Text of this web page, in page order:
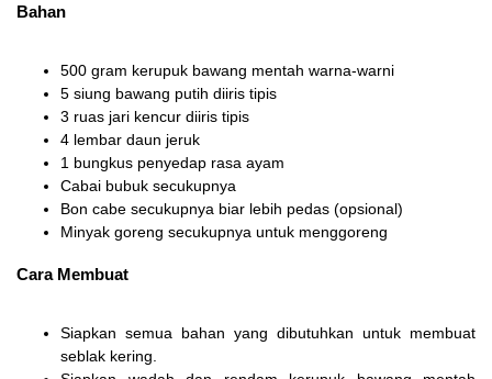
Bahan
500 gram kerupuk bawang mentah warna-warni
5 siung bawang putih diiris tipis
3 ruas jari kencur diiris tipis
4 lembar daun jeruk
1 bungkus penyedap rasa ayam
Cabai bubuk secukupnya
Bon cabe secukupnya biar lebih pedas (opsional)
Minyak goreng secukupnya untuk menggoreng
Cara Membuat
Siapkan semua bahan yang dibutuhkan untuk membuat
seblak kering.